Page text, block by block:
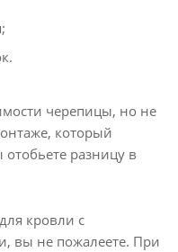
черепицы, но не
который
разницу в
кровли с
вы не пожалеете. При